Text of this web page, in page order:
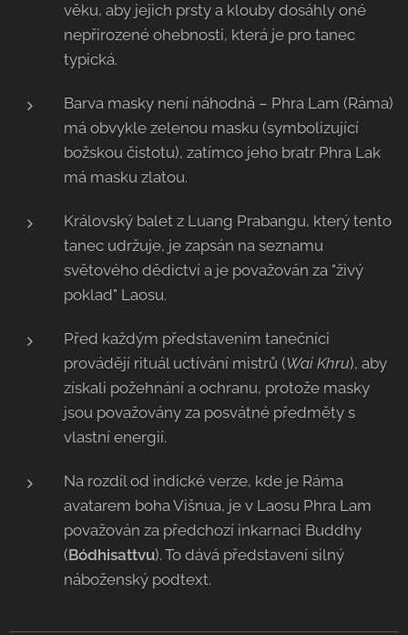
věku, aby jejich prsty a klouby dosáhly oné
nepřirozené ohebnosti, která je pro tanec
typická.
Barva masky není náhodná – Phra Lam (Ráma)
má obvykle zelenou masku (symbolizující
božskou čistotu), zatímco jeho bratr Phra Lak
má masku zlatou.
Královský balet z Luang Prabangu, který tento
tanec udržuje, je zapsán na seznamu
světového dědictví a je považován za "živý
poklad" Laosu.
Před každým představením tanečníci
provádějí rituál uctívání mistrů (Wai Khru), aby
získali požehnání a ochranu, protože masky
jsou považovány za posvátné předměty s
vlastní energií.
Na rozdíl od indické verze, kde je Ráma
avatarem boha Višnua, je v Laosu Phra Lam
považován za předchozí inkarnaci Buddhy
(Bódhisattvu). To dává představení silný
náboženský podtext.